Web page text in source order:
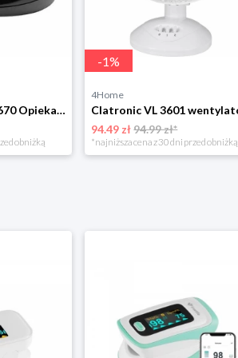
Clatronic ST/WA 3670 Opiekacz do kanapek
obniżką
-1%
4Home
94.49 zł94.99 zł*
*najniższa cena z 30 dni przed obniżką